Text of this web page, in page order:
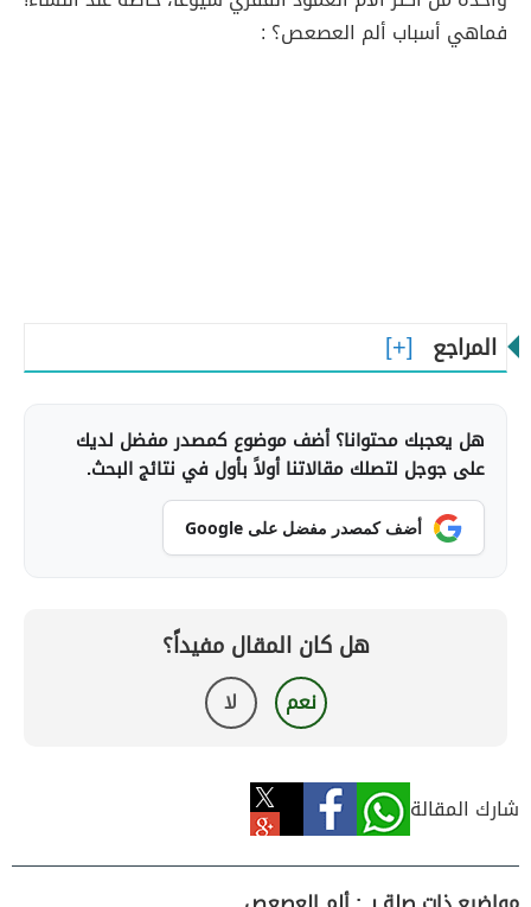
فماهي أسباب ألم العصعص؟ :
المراجع
هل يعجبك محتوانا؟ أضف موضوع كمصدر مفضل لديك
على جوجل لتصلك مقالاتنا أولاً بأول في نتائج البحث.
أضف كمصدر مفضل على Google
هل كان المقال مفيداً؟
نعم لا
شارك المقالة